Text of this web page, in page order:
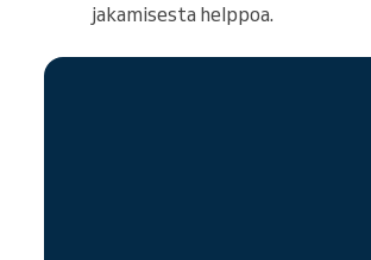
jakamisesta helppoa.